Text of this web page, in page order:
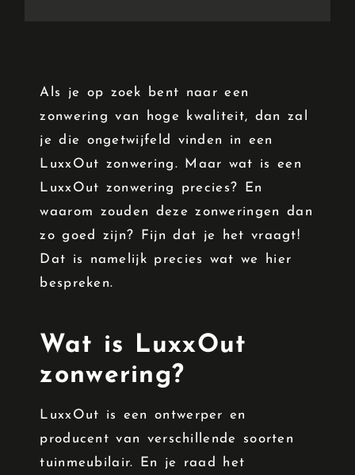
Als je op zoek bent naar een
zonwering van hoge kwaliteit, dan zal
je die ongetwijfeld vinden in een
LuxxOut zonwering. Maar wat is een
LuxxOut zonwering precies? En
waarom zouden deze zonweringen dan
zo goed zijn? Fijn dat je het vraagt!
Dat is namelijk precies wat we hier
bespreken.
Wat is LuxxOut
zonwering?
LuxxOut is een ontwerper en
producent van verschillende soorten
tuinmeubilair. En je raad het